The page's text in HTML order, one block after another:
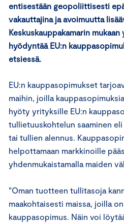
entisestään geopoliittisesti
vakauttajina ja avoimuutta
Keskuskauppakamarin
hyödyntää EU:n
etsiessä.
EU:n kauppasopimukset
maihin, joilla
hyöty yrityksille EU:n
tullietuuskohtelun saaminen
tai tullien alennus.
helpottamaan markkinoille
yhdenmukaistamalla maiden
”Oman tuotteen tullitasoja
maakohtaisesti maissa, joilla
kauppasopimus. Näin voi